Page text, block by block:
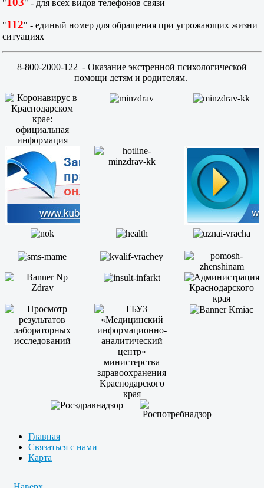
" " - для всех видов телефонов связи
"112" - единый номер для обращения при угрожающих жизни
ситуациях
8-800-2000-122 - Оказание экстренной психологической
помощи детям и родителям.
Главная
Связаться с нами
Карта